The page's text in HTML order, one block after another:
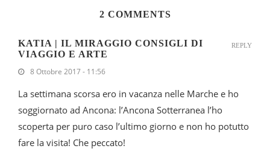
2 COMMENTS
KATIA | IL MIRAGGIO CONSIGLI DI
VIAGGIO E ARTE
8 Ottobre 2017 - 11:56
La settimana scorsa ero in vacanza nelle Marche e ho
soggiornato ad Ancona: l’Ancona Sotterranea l’ho
scoperta per puro caso l’ultimo giorno e non ho potutto
fare la visita! Che peccato!
REPLY